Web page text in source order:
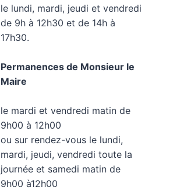
le lundi, mardi, jeudi et vendredi
de 9h à 12h30 et de 14h à
17h30.
Permanences de Monsieur le
Maire
le mardi et vendredi matin de
9h00 à 12h00
ou sur rendez-vous le lundi,
mardi, jeudi, vendredi toute la
journée et samedi matin de
9h00 à12h00